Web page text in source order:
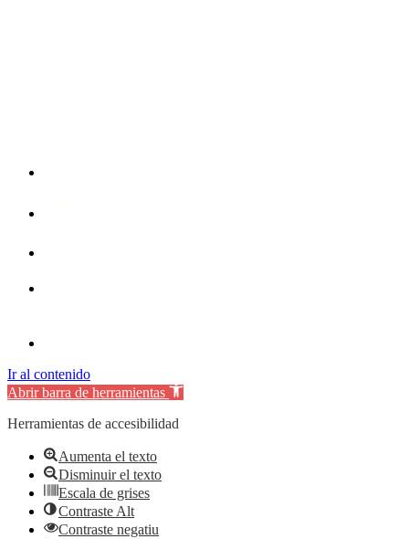
Ir al contenido
Abrir barra de herramientas
Herramientas de accesibilidad
Aumenta el texto
Disminuir el texto
Escala de grises
Contraste Alt
Contraste negatiu